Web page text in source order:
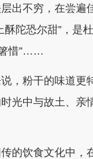
出不穷，在尝遍
陀恐尔甜”，是
箸惜”……
，粉干的味道更
光中与故土、亲
的饮食文化中，